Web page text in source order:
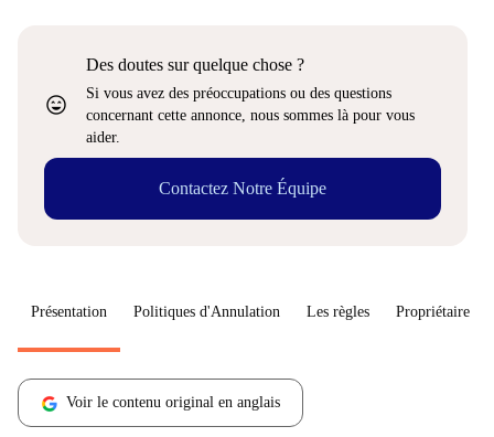
sentiment_very_satisfied
Des doutes sur quelque chose ?
Si vous avez des préoccupations ou des questions
concernant cette annonce, nous sommes là pour vous
aider.
Contactez Notre Équipe
Présentation Politiques d'Annulation Les règles Propriétaire
Voir le contenu original en anglais